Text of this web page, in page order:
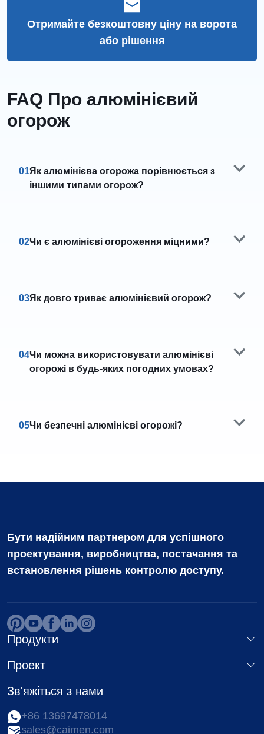
Отримайте безкоштовну ціну на ворота
або рішення
FAQ Про алюмінієвий
огорож
01Як алюмінієва огорожа порівнюється з
іншими типами огорож?
02Чи є алюмінієві огороження міцними?
03Як довго триває алюмінієвий огорож?
04Чи можна використовувати алюмінієві
огорожі в будь-яких погодних умовах?
05Чи безпечні алюмінієві огорожі?
Бути надійним партнером для успішного
проектування, виробництва, постачання та
встановлення рішень контролю доступу.
Продукти
Проект
Зв'яжіться з нами
+86 13697478014
sales@caimen.com